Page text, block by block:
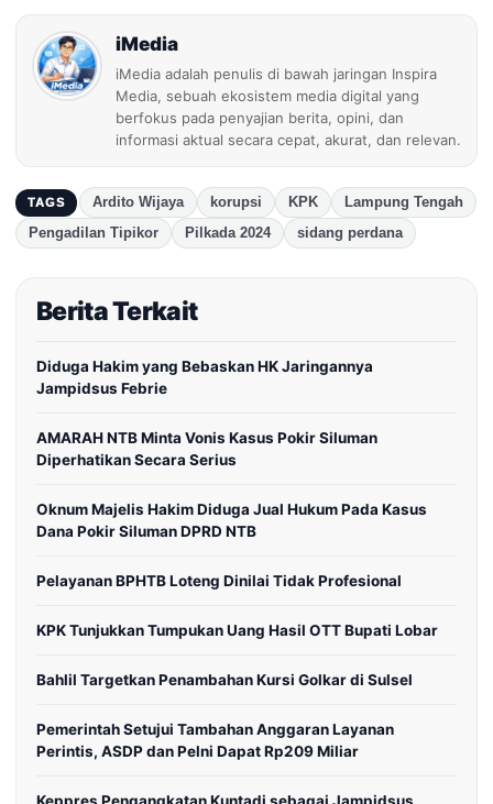
iMedia
iMedia adalah penulis di bawah jaringan Inspira
Media, sebuah ekosistem media digital yang
berfokus pada penyajian berita, opini, dan
informasi aktual secara cepat, akurat, dan relevan.
TAGS Ardito Wijaya korupsi KPK
Lampung Tengah
Pengadilan Tipikor
Pilkada 2024 sidang perdana
Berita Terkait
Diduga Hakim yang Bebaskan HK Jaringannya
Jampidsus Febrie
AMARAH NTB Minta Vonis Kasus Pokir Siluman
Diperhatikan Secara Serius
Oknum Majelis Hakim Diduga Jual Hukum Pada Kasus
Dana Pokir Siluman DPRD NTB
Pelayanan BPHTB Loteng Dinilai Tidak Profesional
KPK Tunjukkan Tumpukan Uang Hasil OTT Bupati Lobar
Bahlil Targetkan Penambahan Kursi Golkar di Sulsel
Pemerintah Setujui Tambahan Anggaran Layanan
Perintis, ASDP dan Pelni Dapat Rp209 Miliar